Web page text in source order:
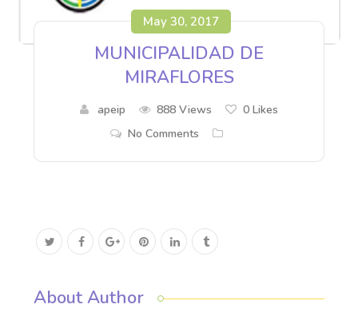
May 30, 2017
MUNICIPALIDAD DE
MIRAFLORES
apeip 888 Views 0 Likes
No Comments
About Author